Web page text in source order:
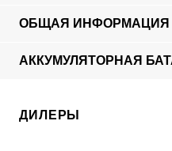
ОБЩАЯ ИНФОРМАЦИЯ
АККУМУЛЯТОРНАЯ
ДИЛЕРЫ